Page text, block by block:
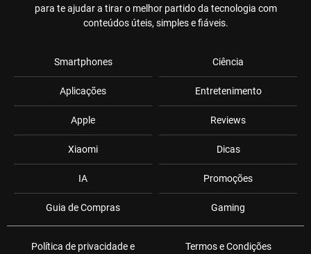
para te ajudar a tirar o melhor partido da tecnologia com
conteúdos úteis, simples e fiáveis.
Smartphones
Aplicações
Apple
Xiaomi
IA
Guia de Compras
Ciência
Entretenimento
Reviews
Dicas
Promoções
Gaming
Política de privacidade e
Termos e Condições